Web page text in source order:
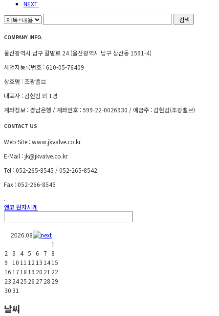
NEXT
검색
COMPANY INFO.
울산광역시 남구 갈밭로 24 (울산광역시 남구 삼산동 1591-4)
사업자등록번호 : 610-05-76409
상호명 : 조광밸브
대표자 : 김현범 외 1명
계좌정보 : 경남은행 / 계좌번호 : 599-22-0026930 / 예금주 : 김현범(조광밸브)
CONTACT US
Web Site : www.jkvalve.co.kr
E-Mail : jk@jkvalve.co.kr
Tel : 052-265-8545 / 052-265-8542
Fax : 052-266-8545
.
엔코 원자시계
2026.08
1
2 3 4 5 6 7 8
9
10 11 12 13 1415
16 1718 19 20 21 22
23 2425 26 2728 29
3031
날씨